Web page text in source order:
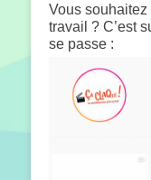
Vous
travail ? C’est
se passe :